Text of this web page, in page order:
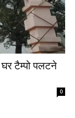
टैम्पो पलटने
0